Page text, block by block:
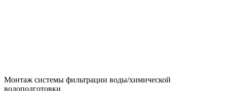
Монтаж системы фильтрации воды/химической
водоподготовки